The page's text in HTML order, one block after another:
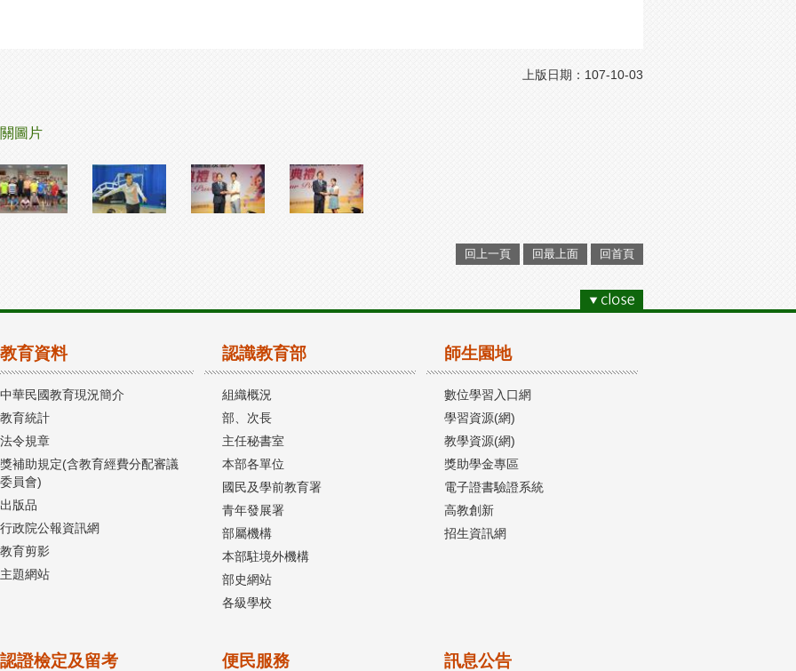
上版日期：107-10-03
圖片
回上一頁 回最上面 回首頁
教育資料
中華民國教育現況簡介
教育統計
法令規章
獎補助規定(含教育經費分配審議
委員會)
出版品
行政院公報資訊網
教育剪影
主題網站
認識教育部
組織概況
部、次長
主任秘書室
本部各單位
國民及學前教育署
青年發展署
部屬機構
本部駐境外機構
部史網站
各級學校
師生園地
數位學習入口網
學習資源(網)
教學資源(網)
獎助學金專區
電子證書驗證系統
高教創新
招生資訊網
認證檢定及留考 便民服務 訊息公告